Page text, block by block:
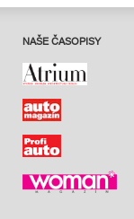
NAŠE ČASOPISY